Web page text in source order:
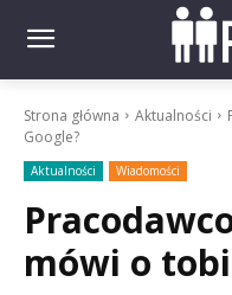
Strona główna Aktualności
Google?
Aktualności Wiadomości
mówi o